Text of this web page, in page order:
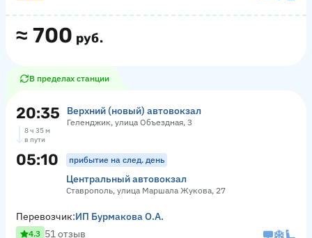
≈ 700 руб.
В пределах станции
20:35 Верхний (новый) автовокзал
Геленджик, улица Объездная, 3
8 ч 35 м
в пути
05:10 прибытие на след. день
Центральный автовокзал
Ставрополь, улица Маршала Жукова, 27
Перевозчик:ИП Бурмакова О.А.
4.3 51 отзыв